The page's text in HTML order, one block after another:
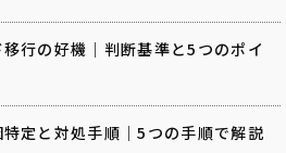
行の好機｜判断基準と5つのポイ
定と対処手順｜5つの手順で解説